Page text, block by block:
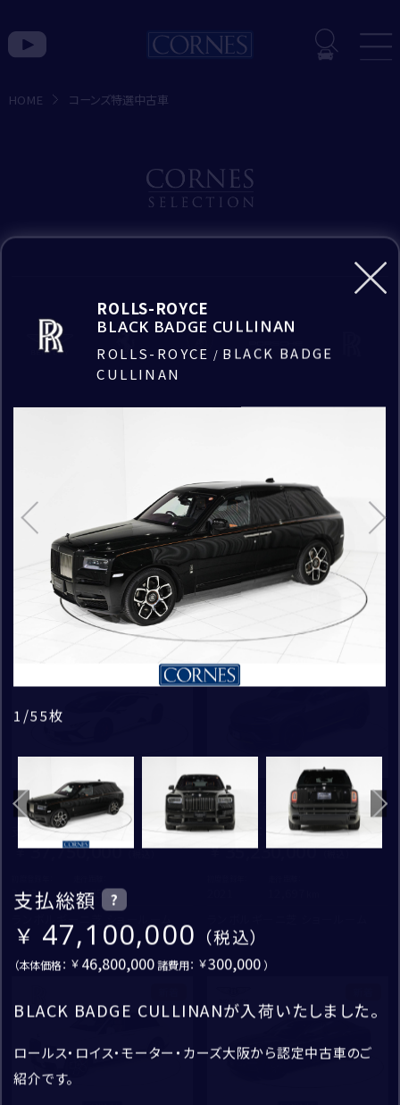
CORNES MOMENT
THE MAGARIGAWA CLUB
BENTLEY
FERRARI
LAMBORGHINI
PORSCHE
ROLLS ROYCE
SINGER VEHICLE DESIGN
HOME コーンズ特選中古車
ン
ズ
車
Bentley
Lamborghini
COLOR
白系 黒系
グレー系 シルバー系
赤系
青系
オレンジ系 ピンク系
茶系 紫系
その他
STORE
ベントレー東京 芝
ロールス・ロイス・モーター・カーズ東京
検索
Huracan Tecnica
支払総額：
37,750,000
2023
1,385
Urus Graphite Capusule
支払総額
35,230,000
支払総額 ?
47,100,000
（本体価格： 46,800,000諸費用： 300,000 ）
BLACK BADGE CULLINANが入荷いたしました。
ロールス・ロイス・モーター・カーズ大阪から認定中古車のご
紹介です。
ROLLS-ROYCE
BLACK BADGE CULLINAN
ROLLS-ROYCE / BLACK BADGE
CULLINAN
1 /55枚
1 /55枚
1 /55枚
1 /55枚
1 /55枚
1 /55枚
1 /55枚
1 /55枚
1 /55枚
1 /55枚
1 /55枚
1 /55枚
1 /55枚
1 /55枚
1 /55枚
1 /55枚
1 /55枚
1 /55枚
1 /55枚
1 /55枚
1 /55枚
1 /55枚
1 /55枚
1 /55枚
1 /55枚
1 /55枚
1 /55枚
1 /55枚
1 /55枚
1 /55枚
1 /55枚
1 /55枚
1 /55枚
1 /55枚
1 /55枚
1 /55枚
1 /55枚
1 /55枚
1 /55枚
1 /55枚
1 /55枚
1 /55枚
1 /55枚
1 /55枚
1 /55枚
1 /55枚
1 /55枚
1 /55枚
1 /55枚
1 /55枚
1 /55枚
1 /55枚
1 /55枚
1 /55枚
1 /55枚
｢*｣は必須項目です。
必ずご入力をお願いいたします。
お問い合わせのブランド
お問い合わせの車種
ご購入希望時期
年 月頃
入力内容の確認
入力内容を確認し、間違いがなければ
お問い合わせ種別
お見積もり希望
Rolls-Royce
お問い合わせの車種
BLACK BADGE CULLINAN
ご購入希望時期
2026年1月頃
その他補足事項
お名前
ご連絡方法
電話番号